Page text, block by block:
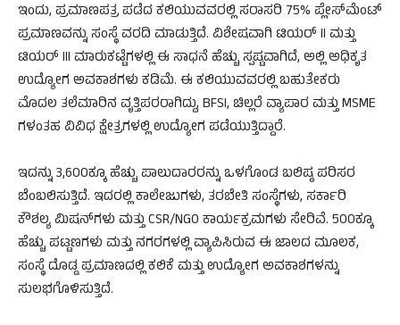
ಇಂದು, ಪ್ರಮಾಣಪತ್ರ ಪಡೆದ ಕಲಿಯುವವರಲ್ಲಿ ಸರಾಸರಿ 75% ಪ್ಲೇಸ್‌ಮೆಂಟ್
ಪ್ರಮಾಣವನ್ನು ಸಂಸ್ಥೆ ವರದಿ ಮಾಡುತ್ತಿದೆ. ವಿಶೇಷವಾಗಿ ಟಿಯರ್ II ಮತ್ತು
ಟಿಯರ್ III ಮಾರುಕಟ್ಟೆಗಳಲ್ಲಿ ಈ ಸಾಧನೆ ಹೆಚ್ಚು ಸ್ಪಷ್ಟವಾಗಿದೆ, ಅಲ್ಲಿ ಅಧಿಕೃತ
ಉದ್ಯೋಗ ಅವಕಾಶಗಳು ಕಡಿಮೆ. ಈ ಕಲಿಯುವವರಲ್ಲಿ ಬಹುತೇಕರು
ಮೊದಲ ತಲೆಮಾರಿನ ವೃತ್ತಿಪರರಾಗಿದ್ದು, BFSI, ಚಿಲ್ಲರೆ ವ್ಯಾಪಾರ ಮತ್ತು MSME
ಗಳಂತಹ ವಿವಿಧ ಕ್ಷೇತ್ರಗಳಲ್ಲಿ ಉದ್ಯೋಗ ಪಡೆಯುತ್ತಿದ್ದಾರೆ.
ಇದನ್ನು 3,600ಕ್ಕೂ ಹೆಚ್ಚು ಪಾಲುದಾರರನ್ನು ಒಳಗೊಂಡ ಬಲಿಷ್ಠ ಪರಿಸರ
ಬೆಂಬಲಿಸುತ್ತಿದೆ. ಇದರಲ್ಲಿ ಕಾಲೇಜುಗಳು, ತರಬೇತಿ ಸಂಸ್ಥೆಗಳು, ಸರ್ಕಾರಿ
ಕೌಶಲ್ಯ ಮಿಷನ್‌ಗಳು ಮತ್ತು CSR/NGO ಕಾರ್ಯಕ್ರಮಗಳು ಸೇರಿವೆ. 500ಕ್ಕೂ
ಹೆಚ್ಚು ಪಟ್ಟಣಗಳು ಮತ್ತು ನಗರಗಳಲ್ಲಿ ವ್ಯಾಪಿಸಿರುವ ಈ ಜಾಲದ ಮೂಲಕ,
ಸಂಸ್ಥೆ ದೊಡ್ಡ ಪ್ರಮಾಣದಲ್ಲಿ ಕಲಿಕೆ ಮತ್ತು ಉದ್ಯೋಗ ಅವಕಾಶಗಳನ್ನು
ಸುಲಭಗೊಳಿಸುತ್ತಿದೆ.